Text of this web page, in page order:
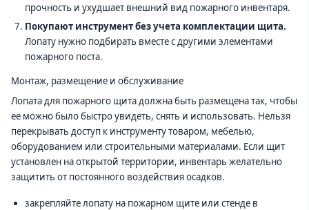
прочность и ухудшает внешний вид пожарного инвентаря.
Покупают инструмент без учета комплектации щита.
Лопату нужно подбирать вместе с другими элементами
пожарного поста.
Монтаж, размещение и обслуживание
Лопата для пожарного щита должна быть размещена так, чтобы
ее можно было быстро увидеть, снять и использовать. Нельзя
перекрывать доступ к инструменту товаром, мебелью,
оборудованием или строительными материалами. Если щит
установлен на открытой территории, инвентарь желательно
защитить от постоянного воздействия осадков.
закрепляйте лопату на пожарном щите или стенде в